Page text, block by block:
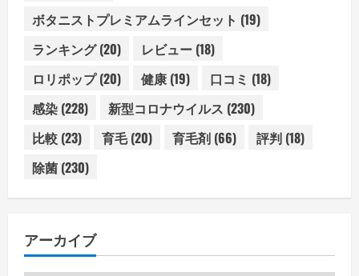
ボタニストプレミアムラインセット (19)
ランキング(20) レビュー (18)
ロリポップ(20) 健康 (19) 口コミ (18)
感染 (228) 新型コロナウイルス (230)
比較 (23) 育毛(20) 育毛剤 (66) 評判 (18)
除菌 (230)
アーカイブ